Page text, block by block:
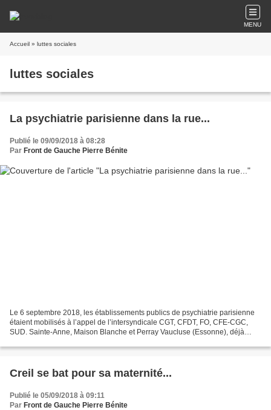
MENU
Accueil » luttes sociales
luttes sociales
La psychiatrie parisienne dans la rue...
Publié le 09/09/2018 à 08:28
Par Front de Gauche Pierre Bénite
Le 6 septembre 2018, les établissements publics de psychiatrie parisienne
étaient mobilisés à l’appel de l’intersyndicale CGT, CFDT, FO, CFE-CGC,
SUD. Sainte-Anne, Maison Blanche et Perray Vaucluse (Essonne), déjà
Creil se bat pour sa maternité...
Publié le 05/09/2018 à 09:11
Par Front de Gauche Pierre Bénite